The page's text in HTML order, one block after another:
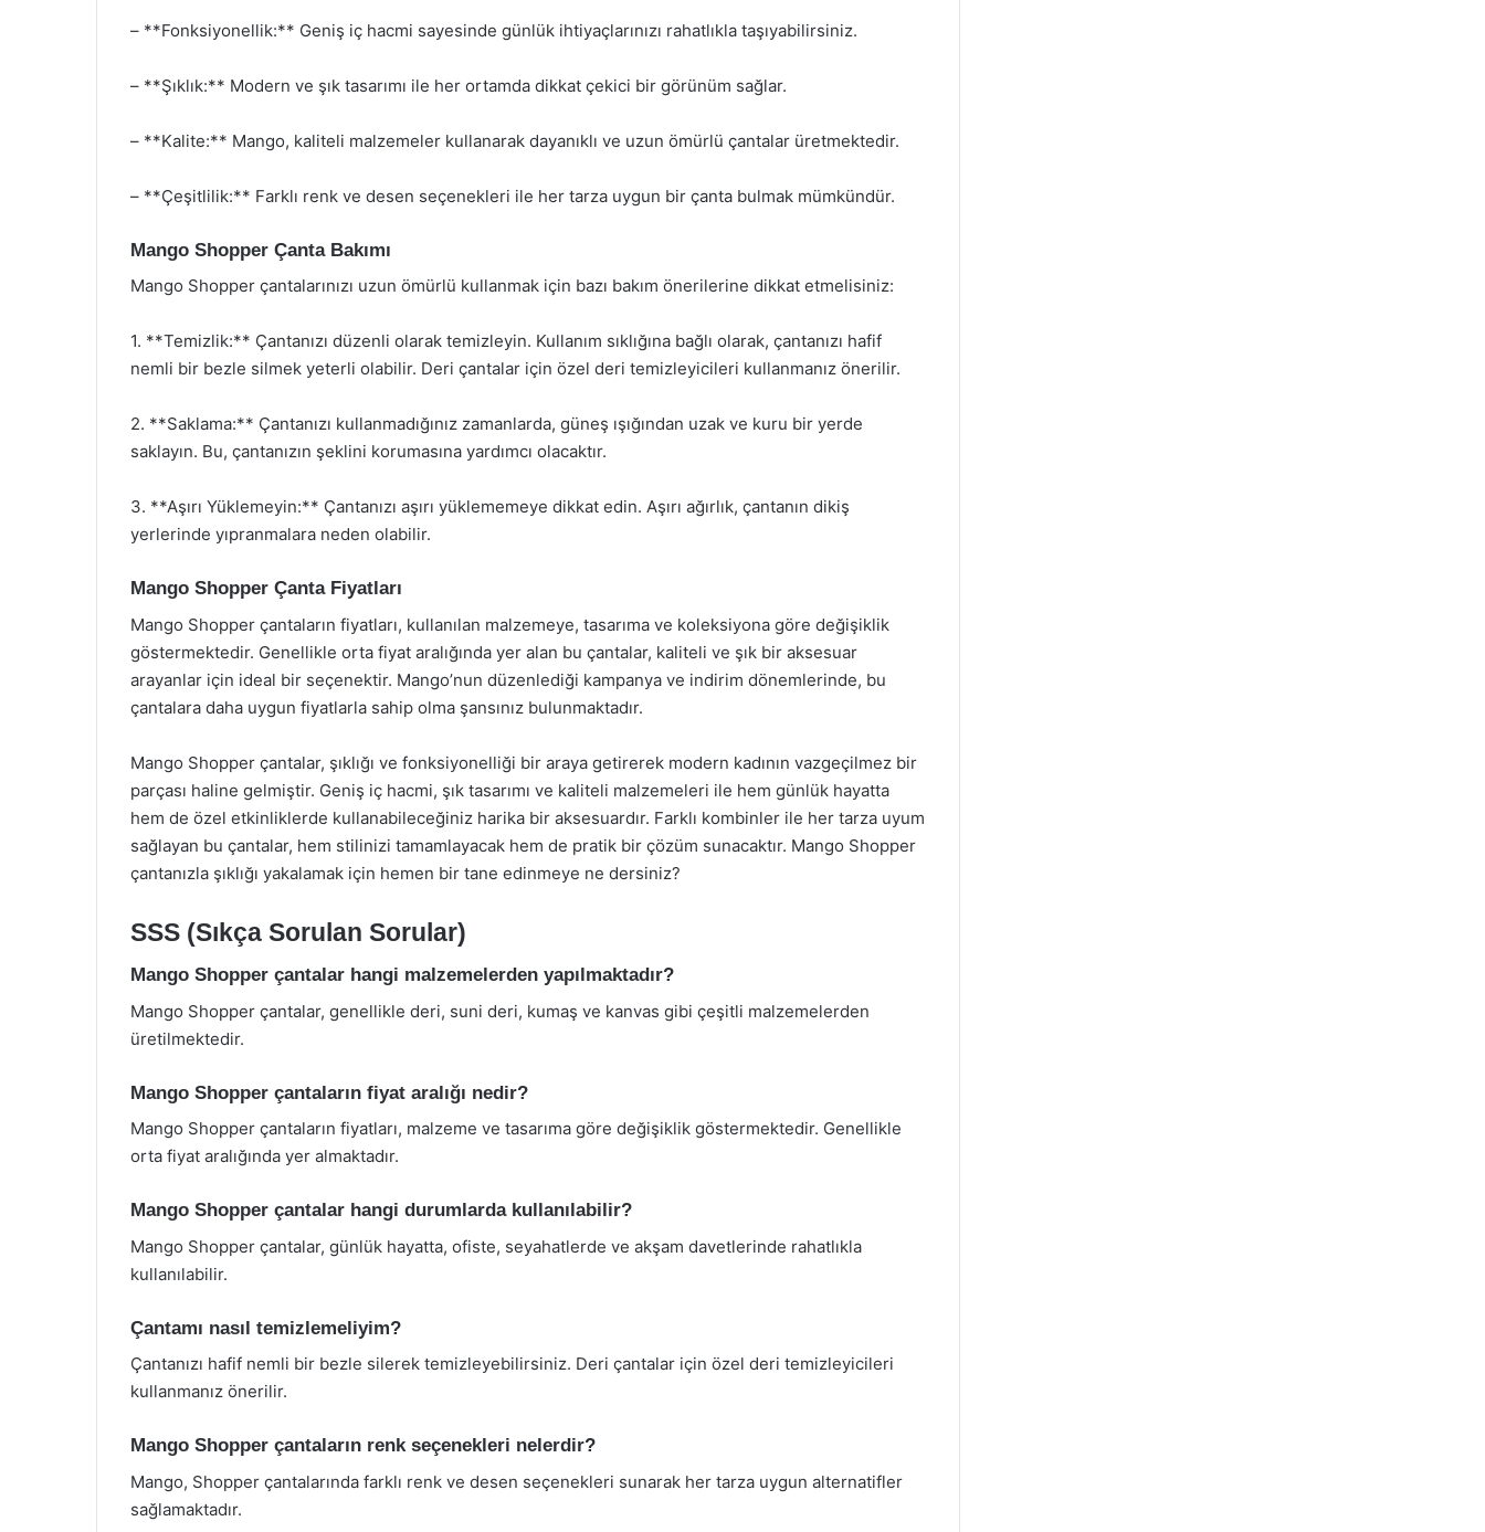
– **Fonksiyonellik:** Geniş iç hacmi sayesinde günlük ihtiyaçlarınızı rahatlıkla taşıyabilirsiniz.
– **Şıklık:** Modern ve şık tasarımı ile her ortamda dikkat çekici bir görünüm sağlar.
– **Kalite:** Mango, kaliteli malzemeler kullanarak dayanıklı ve uzun ömürlü çantalar üretmektedir.
– **Çeşitlilik:** Farklı renk ve desen seçenekleri ile her tarza uygun bir çanta bulmak mümkündür.
Mango Shopper Çanta Bakımı
Mango Shopper çantalarınızı uzun ömürlü kullanmak için bazı bakım önerilerine dikkat etmelisiniz:
1. **Temizlik:** Çantanızı düzenli olarak temizleyin. Kullanım sıklığına bağlı olarak, çantanızı hafif
nemli bir bezle silmek yeterli olabilir. Deri çantalar için özel deri temizleyicileri kullanmanız önerilir.
2. **Saklama:** Çantanızı kullanmadığınız zamanlarda, güneş ışığından uzak ve kuru bir yerde
saklayın. Bu, çantanızın şeklini korumasına yardımcı olacaktır.
3. **Aşırı Yüklemeyin:** Çantanızı aşırı yüklememeye dikkat edin. Aşırı ağırlık, çantanın dikiş
yerlerinde yıpranmalara neden olabilir.
Mango Shopper Çanta Fiyatları
Mango Shopper çantaların fiyatları, kullanılan malzemeye, tasarıma ve koleksiyona göre değişiklik
göstermektedir. Genellikle orta fiyat aralığında yer alan bu çantalar, kaliteli ve şık bir aksesuar
arayanlar için ideal bir seçenektir. Mango’nun düzenlediği kampanya ve indirim dönemlerinde, bu
çantalara daha uygun fiyatlarla sahip olma şansınız bulunmaktadır.
Mango Shopper çantalar, şıklığı ve fonksiyonelliği bir araya getirerek modern kadının vazgeçilmez bir
parçası haline gelmiştir. Geniş iç hacmi, şık tasarımı ve kaliteli malzemeleri ile hem günlük hayatta
hem de özel etkinliklerde kullanabileceğiniz harika bir aksesuardır. Farklı kombinler ile her tarza uyum
sağlayan bu çantalar, hem stilinizi tamamlayacak hem de pratik bir çözüm sunacaktır. Mango Shopper
çantanızla şıklığı yakalamak için hemen bir tane edinmeye ne dersiniz?
SSS (Sıkça Sorulan Sorular)
Mango Shopper çantalar hangi malzemelerden yapılmaktadır?
Mango Shopper çantalar, genellikle deri, suni deri, kumaş ve kanvas gibi çeşitli malzemelerden
üretilmektedir.
Mango Shopper çantaların fiyat aralığı nedir?
Mango Shopper çantaların fiyatları, malzeme ve tasarıma göre değişiklik göstermektedir. Genellikle
orta fiyat aralığında yer almaktadır.
Mango Shopper çantalar hangi durumlarda kullanılabilir?
Mango Shopper çantalar, günlük hayatta, ofiste, seyahatlerde ve akşam davetlerinde rahatlıkla
kullanılabilir.
Çantamı nasıl temizlemeliyim?
Çantanızı hafif nemli bir bezle silerek temizleyebilirsiniz. Deri çantalar için özel deri temizleyicileri
kullanmanız önerilir.
Mango Shopper çantaların renk seçenekleri nelerdir?
Mango, Shopper çantalarında farklı renk ve desen seçenekleri sunarak her tarza uygun alternatifler
sağlamaktadır.